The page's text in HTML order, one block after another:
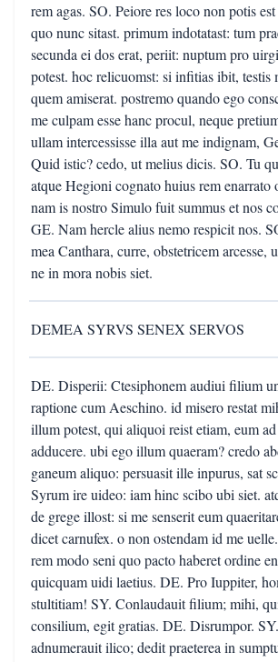
rem agas. SO. Peiore res loco non potis
quo nunc sitast. primum indotatast: tum
secunda ei dos erat, periit: nuptum pro
potest. hoc relicuomst: si infitias ibit, testis
quem amiserat. postremo quando ego
me culpam esse hanc procul, neque
ullam intercessisse illa aut me indignam,
Quid istic? cedo, ut melius dicis. SO. Tu
atque Hegioni cognato huius rem enarrato
nam is nostro Simulo fuit summus et nos
GE. Nam hercle alius nemo respicit nos.
mea Canthara, curre, obstetricem arcesse,
ne in mora nobis siet.
DEMEA SYRVS SENEX SERVOS
DE. Disperii: Ctesiphonem audiui filium
raptione cum Aeschino. id misero restat
illum potest, qui aliquoi reist etiam, eum
adducere. ubi ego illum quaeram? credo
ganeum aliquo: persuasit ille inpurus, sat
Syrum ire uideo: iam hinc scibo ubi siet.
de grege illost: si me senserit eum
dicet carnufex. o non ostendam id me
rem modo seni quo pacto haberet ordine
quicquam uidi laetius. DE. Pro Iuppiter,
stultitiam! SY. Conlaudauit filium; mihi,
consilium, egit gratias. DE. Disrumpor.
adnumerauit ilico; dedit praeterea in